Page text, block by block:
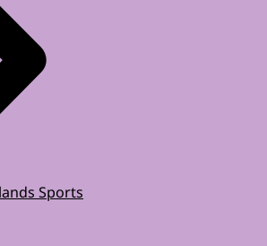
Sports